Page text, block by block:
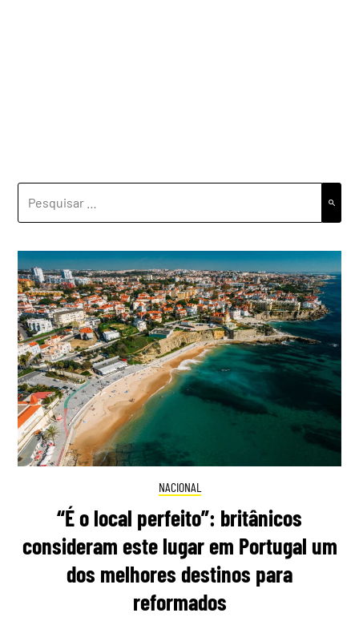
NACIONAL
“É o local perfeito”: britânicos
consideram este lugar em Portugal um
dos melhores destinos para
reformados